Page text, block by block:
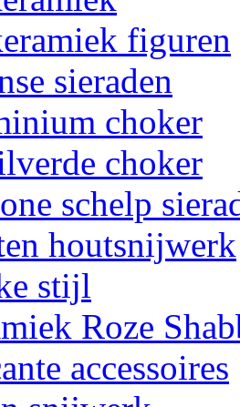
figuren
sieraden
choker
choker
schelp
houtsnijwerk
stijl
Roze
accessoires